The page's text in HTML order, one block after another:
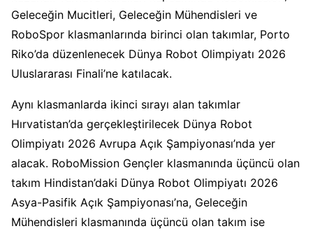
Geleceğin Mucitleri, Geleceğin Mühendisleri ve
RoboSpor klasmanlarında birinci olan takımlar, Porto
Riko’da düzenlenecek Dünya Robot Olimpiyatı 2026
Uluslararası Finali’ne katılacak.
Aynı klasmanlarda ikinci sırayı alan takımlar
Hırvatistan’da gerçekleştirilecek Dünya Robot
Olimpiyatı 2026 Avrupa Açık Şampiyonası’nda yer
alacak. RoboMission Gençler klasmanında üçüncü olan
takım Hindistan’daki Dünya Robot Olimpiyatı 2026
Asya-Pasifik Açık Şampiyonası’na, Geleceğin
Mühendisleri klasmanında üçüncü olan takım ise